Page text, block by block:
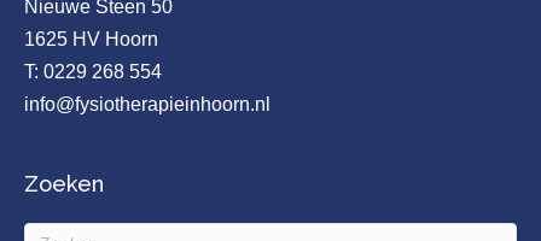
Nieuwe Steen 50
1625 HV Hoorn
T: 0229 268 554
info@fysiotherapieinhoorn.nl
Zoeken